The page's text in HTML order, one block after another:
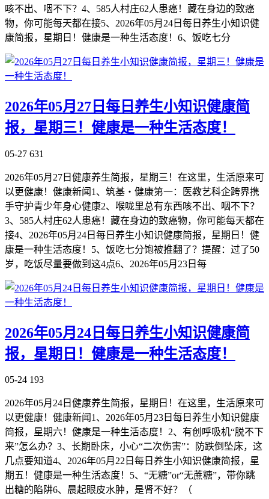
咳不出、咽不下？4、585人村庄62人患癌！藏在身边的致癌
物，你可能每天都在接5、2026年05月24日每日养生小知识健
康简报，星期日！健康是一种生活态度！6、饭吃七分
2026年05月27日每日养生小知识健康简
报，星期三！健康是一种生活态度！
05-27 631
2026年05月27日健康养生简报，星期三！在这里，生活原来可
以更健康！健康新闻1、筑基・健康第一：医教艺科企跨界携
手守护青少年身心健康2、喉咙里总有东西咳不出、咽不下？
3、585人村庄62人患癌！藏在身边的致癌物，你可能每天都在
接4、2026年05月24日每日养生小知识健康简报，星期日！健
康是一种生活态度！5、饭吃七分饱被推翻了？提醒：过了50
岁，吃饭尽量要做到这4点6、2026年05月23日每
2026年05月24日每日养生小知识健康简
报，星期日！健康是一种生活态度！
05-24 193
2026年05月24日健康养生简报，星期日！在这里，生活原来可
以更健康！健康新闻1、2026年05月23日每日养生小知识健康
简报，星期六！健康是一种生活态度！2、有创呼吸机“脱不下
来”怎么办？3、长期卧床，小心“二次伤害”：防跌倒坠床，这
几点要知道4、2026年05月22日每日养生小知识健康简报，星
期五！健康是一种生活态度！5、“无糖”or“无蔗糖”，带你跳
出糖的陷阱6、晨起眼皮水肿，是肾不好？（